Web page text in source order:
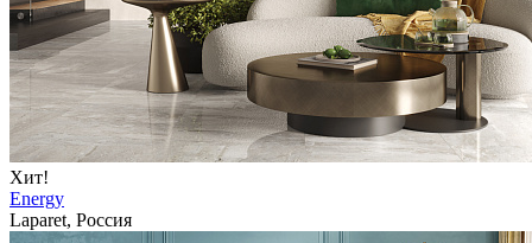
Хит!
Energy
Laparet, Россия